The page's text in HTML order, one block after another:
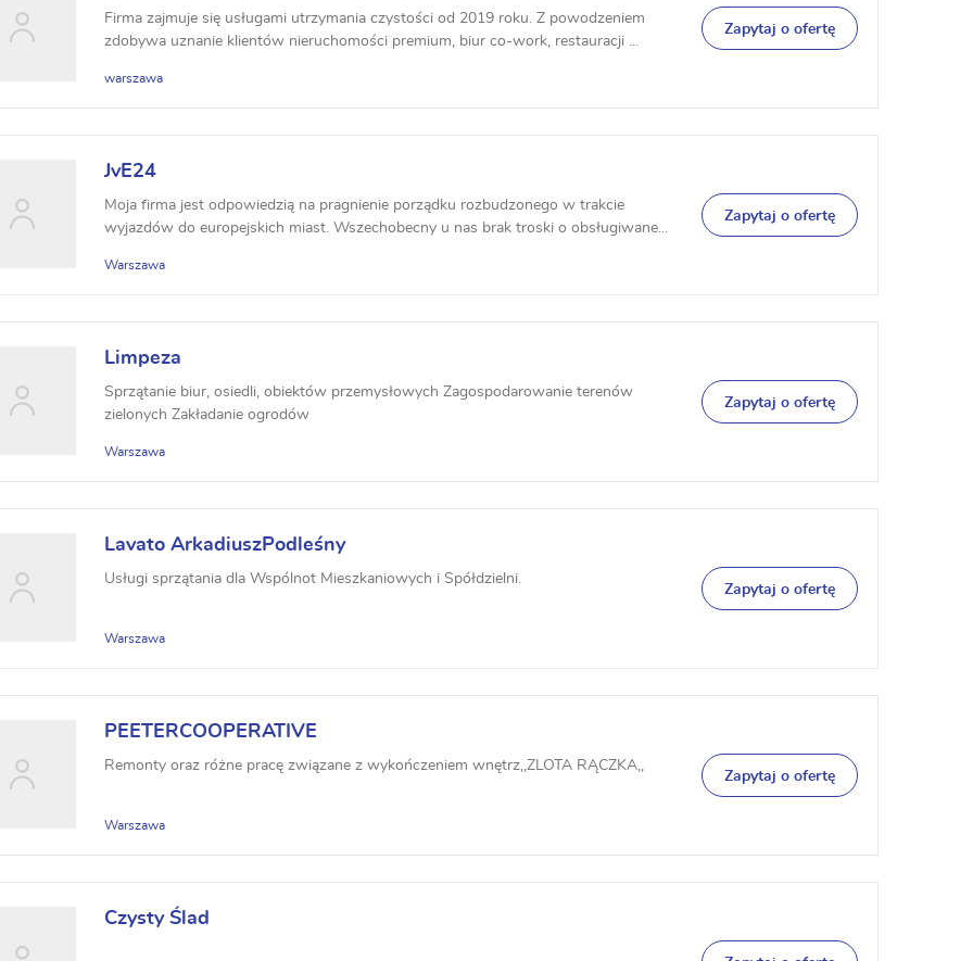
Firma zajmuje się usługami utrzymania czystości od 2019 roku. Z powodzeniem
zdobywa uznanie klientów nieruchomości premium, biur co-work, restauracji ...
warszawa
Zapytaj o ofertę
JvE24
Moja firma jest odpowiedzią na pragnienie porządku rozbudzonego w trakcie
wyjazdów do europejskich miast. Wszechobecny u nas brak troski o obsługiwane...
Warszawa
Zapytaj o ofertę
Limpeza
Sprzątanie biur, osiedli, obiektów przemysłowych Zagospodarowanie terenów
zielonych Zakładanie ogrodów
Warszawa
Zapytaj o ofertę
Lavato ArkadiuszPodleśny
Usługi sprzątania dla Wspólnot Mieszkaniowych i Spółdzielni.
Warszawa
Zapytaj o ofertę
PEETERCOOPERATIVE
Remonty oraz różne pracę związane z wykończeniem wnętrz,,ZLOTA RĄCZKA,,
Warszawa
Zapytaj o ofertę
Czysty Ślad